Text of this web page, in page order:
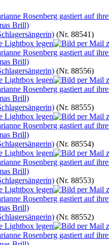
(Nr. 88541)
(Nr. 88556)
(Nr. 88555)
(Nr. 88554)
(Nr. 88553)
(Nr. 88552)